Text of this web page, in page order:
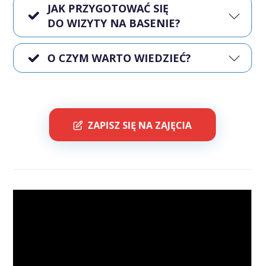
JAK PRZYGOTOWAĆ SIĘ
DO WIZYTY NA BASENIE?
O CZYM WARTO WIEDZIEĆ?
ZAPISZ SIĘ NA ZAJĘCIA